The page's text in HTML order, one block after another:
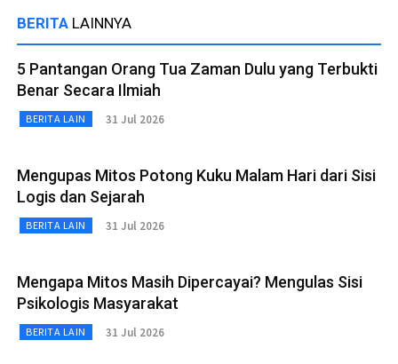
BERITA LAINNYA
5 Pantangan Orang Tua Zaman Dulu yang Terbukti
Benar Secara Ilmiah
BERITA LAIN 31 Jul 2026
Mengupas Mitos Potong Kuku Malam Hari dari Sisi
Logis dan Sejarah
BERITA LAIN 31 Jul 2026
Mengapa Mitos Masih Dipercayai? Mengulas Sisi
Psikologis Masyarakat
BERITA LAIN 31 Jul 2026